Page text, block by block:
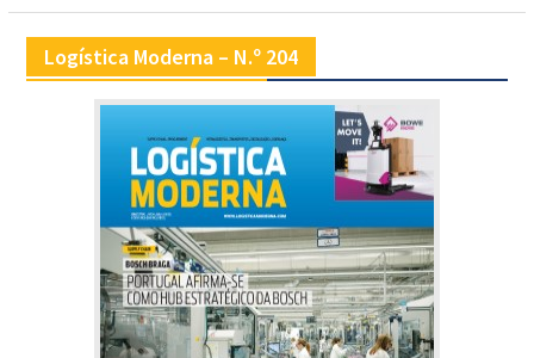
Logística Moderna – N.º 204